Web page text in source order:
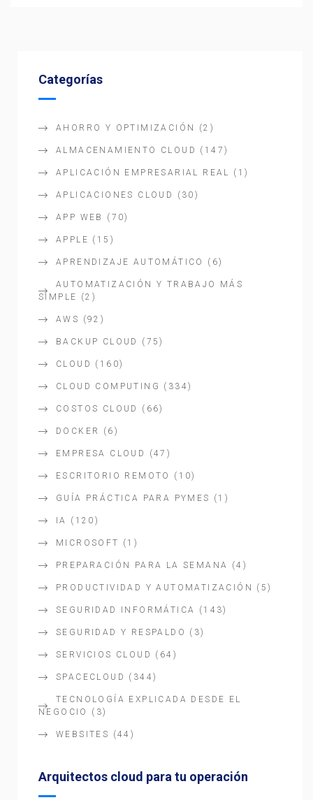
Categorías
AHORRO Y OPTIMIZACIÓN (2)
ALMACENAMIENTO CLOUD (147)
APLICACIÓN EMPRESARIAL REAL (1)
APLICACIONES CLOUD (30)
APP WEB (70)
APPLE (15)
APRENDIZAJE AUTOMÁTICO (6)
AUTOMATIZACIÓN Y TRABAJO MÁS
SIMPLE
(2)
AWS (92)
BACKUP CLOUD (75)
CLOUD (160)
CLOUD COMPUTING (334)
COSTOS CLOUD (66)
DOCKER (6)
EMPRESA CLOUD (47)
ESCRITORIO REMOTO (10)
GUÍA PRÁCTICA PARA PYMES (1)
IA (120)
MICROSOFT (1)
PREPARACIÓN PARA LA SEMANA (4)
PRODUCTIVIDAD Y AUTOMATIZACIÓN (5)
SEGURIDAD INFORMÁTICA (143)
SEGURIDAD Y RESPALDO (3)
SERVICIOS CLOUD (64)
SPACECLOUD (344)
TECNOLOGÍA EXPLICADA DESDE EL
NEGOCIO
(3)
WEBSITES (44)
Arquitectos cloud para tu operación